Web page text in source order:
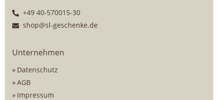
+49 40-570015-30
shop@sl-geschenke.de
Unternehmen
Datenschutz
AGB
Impressum